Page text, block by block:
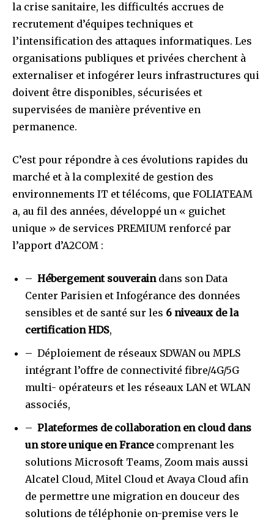
la crise sanitaire, les difficultés accrues de
recrutement d’équipes techniques et
l’intensification des attaques informatiques. Les
organisations publiques et privées cherchent à
externaliser et infogérer leurs infrastructures qui
doivent être disponibles, sécurisées et
supervisées de manière préventive en
permanence.
C’est pour répondre à ces évolutions rapides du
marché et à la complexité de gestion des
environnements IT et télécoms, que FOLIATEAM
a, au fil des années, développé un « guichet
unique » de services PREMIUM renforcé par
l’apport d’A2COM :
– Hébergement souverain dans son Data
Center Parisien et Infogérance des données
sensibles et de santé sur les 6 niveaux de la
certification HDS,
– Déploiement de réseaux SDWAN ou MPLS
intégrant l’offre de connectivité fibre/4G/5G
multi- opérateurs et les réseaux LAN et WLAN
associés,
– Plateformes de collaboration en cloud dans
un store unique en France comprenant les
solutions Microsoft Teams, Zoom mais aussi
Alcatel Cloud, Mitel Cloud et Avaya Cloud afin
de permettre une migration en douceur des
solutions de téléphonie on-premise vers le